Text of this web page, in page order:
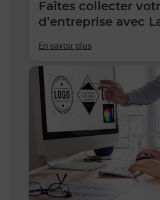
Faîtes collecter
d’entreprise avec
En savoir plus